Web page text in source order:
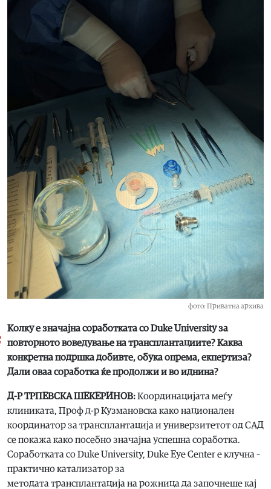
фото: Приватна архива
Колку е значајна соработката со Duke University за
повторното воведување на трансплантациите? Каква
конкретна подршка добивте, обука опрема, екпертиза?
Дали оваа соработка ќе продолжи и во иднина?
Д-Р ТРПЕВСКА ШЕКЕРИНОВ:Координацијата меѓу
клиниката, Проф д-р Кузмановска како национален
координатор за трансплантација и универзитетот од САД
се покажа како посебно значајна успешна соработка.
Соработката со Duke University, Duke Eye Center е клучна –
практично катализатор за
методата трансплантација на рожница да започнеше кај